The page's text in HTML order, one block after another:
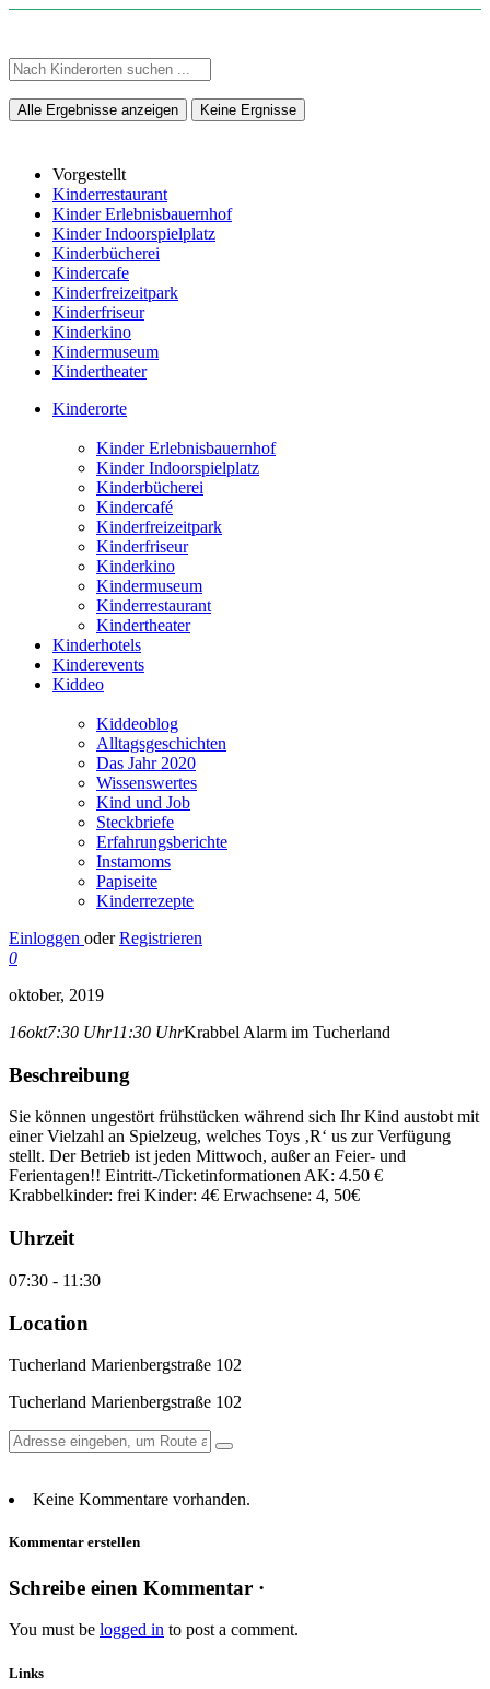
Alle Ergebnisse anzeigen Keine Ergnisse
Vorgestellt
Kinderrestaurant
Kinder Erlebnisbauernhof
Kinder Indoorspielplatz
Kinderbücherei
Kindercafe
Kinderfreizeitpark
Kinderfriseur
Kinderkino
Kindermuseum
Kindertheater
Kinderorte
Kinder Erlebnisbauernhof
Kinder Indoorspielplatz
Kinderbücherei
Kindercafé
Kinderfreizeitpark
Kinderfriseur
Kinderkino
Kindermuseum
Kinderrestaurant
Kindertheater
Kinderhotels
Kinderevents
Kiddeo
Kiddeoblog
Alltagsgeschichten
Das Jahr 2020
Wissenswertes
Kind und Job
Steckbriefe
Erfahrungsberichte
Instamoms
Papiseite
Kinderrezepte
Einloggen oder Registrieren
0
oktober, 2019
16okt7:30 Uhr11:30 UhrKrabbel Alarm im Tucherland
Beschreibung
Sie können ungestört frühstücken während sich Ihr Kind austobt mit
einer Vielzahl an Spielzeug, welches Toys ‚R‘ us zur Verfügung
stellt. Der Betrieb ist jeden Mittwoch, außer an Feier- und
Ferientagen!! Eintritt-/Ticketinformationen AK: 4.50 €
Krabbelkinder: frei Kinder: 4€ Erwachsene: 4, 50€
Uhrzeit
07:30 - 11:30
Location
Tucherland Marienbergstraße 102
Tucherland Marienbergstraße 102
Keine Kommentare vorhanden.
Kommentar erstellen
Schreibe einen Kommentar ·
You must be logged in to post a comment.
Links